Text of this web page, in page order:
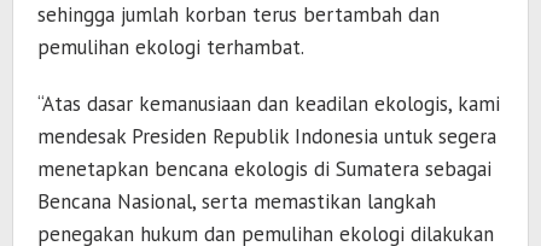
sehingga jumlah korban terus bertambah dan
pemulihan ekologi terhambat.
“Atas dasar kemanusiaan dan keadilan ekologis, kami
mendesak Presiden Republik Indonesia untuk segera
menetapkan bencana ekologis di Sumatera sebagai
Bencana Nasional, serta memastikan langkah
penegakan hukum dan pemulihan ekologi dilakukan